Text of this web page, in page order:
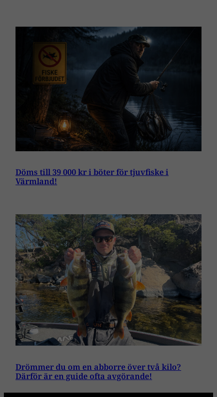
Döms till 39 000 kr i böter för tjuvfiske i
Värmland!
Drömmer du om en abborre över två kilo?
Därför är en guide ofta avgörande!